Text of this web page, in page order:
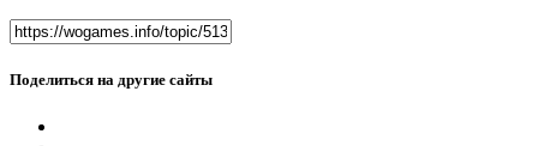
Поделиться на другие сайты